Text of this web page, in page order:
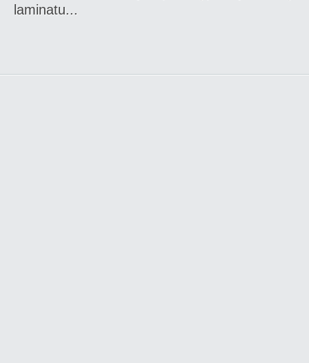
laminatu...